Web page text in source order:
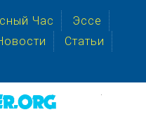
Час
Эссе
Статьи
.